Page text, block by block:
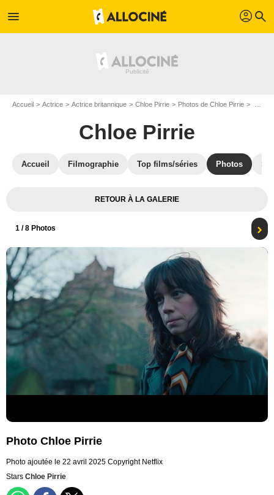
menu profil search
Accueil Actrice Actrice britannique Chloe Pirrie Photos de Chloe Pirrie
Chloe Pirrie
Accueil Filmographie Top films/séries Photos
RETOUR À LA GALERIE
1 / 8 Photos
Photo Chloe Pirrie
Photo ajoutée le 22 avril 2025 Copyright Netflix
Stars Chloe Pirrie